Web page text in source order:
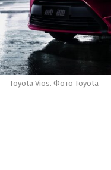
Toyota Vios. Фото Toyota